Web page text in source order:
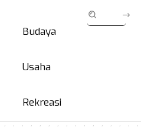
Budaya
Usaha
Rekreasi